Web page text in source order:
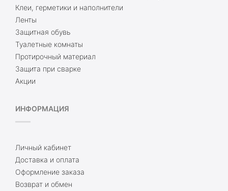
Клеи, герметики и наполнители
Ленты
Защитная обувь
Туалетные комнаты
Протирочный материал
Защита при сварке
Акции
ИНФОРМАЦИЯ
Личный кабинет
Доставка и оплата
Оформление заказа
Возврат и обмен